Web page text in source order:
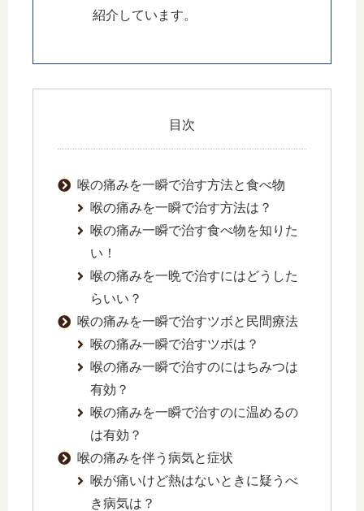
紹介しています。
目次
喉の痛みを一瞬で治す方法と食べ物
喉の痛みを一瞬で治す方法は？
喉の痛み一瞬で治す食べ物を知りた
い！
喉の痛みを一晩で治すにはどうした
らいい？
喉の痛みを一瞬で治すツボと民間療法
喉の痛み一瞬で治すツボは？
喉の痛み一瞬で治すのにはちみつは
有効？
喉の痛みを一瞬で治すのに温めるの
は有効？
喉の痛みを伴う病気と症状
喉が痛いけど熱はないときに疑うべ
き病気は？